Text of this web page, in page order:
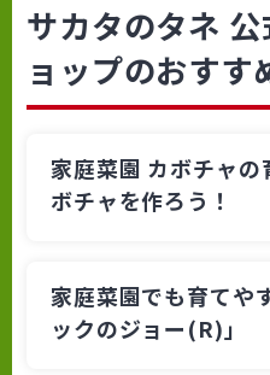
サカタのタネ
ョップのおすす
家庭菜園 カボチャの
ボチャを作ろう！
家庭菜園でも育てや
ックのジョー(R)」